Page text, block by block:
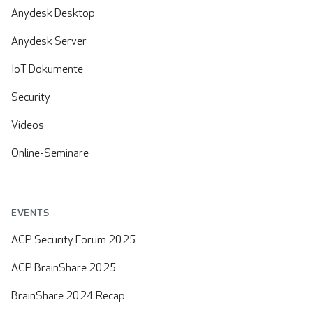
Anydesk Desktop
Anydesk Server
IoT Dokumente
Security
Videos
Online-Seminare
EVENTS
ACP Security Forum 2025
ACP BrainShare 2025
BrainShare 2024 Recap